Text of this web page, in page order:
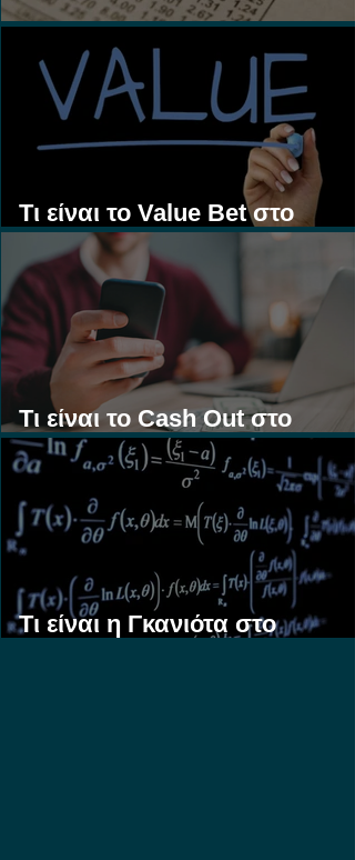
Τι είναι τα Ασιατικά Χάντικαπ;
Τι είναι το Value Bet στο
Στοίχημα;
Τι είναι το Cash Out στο
Στοίχημα;
Τι είναι η Γκανιότα στο